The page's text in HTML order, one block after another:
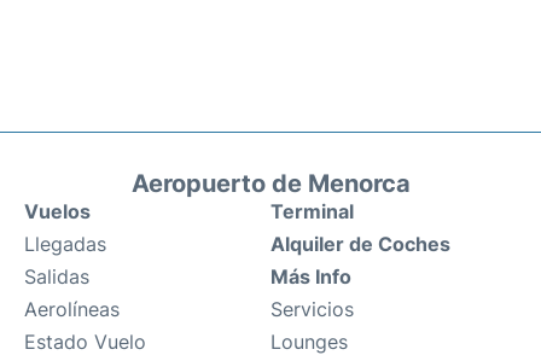
Aeropuerto de Menorca
Vuelos
Llegadas
Salidas
Aerolíneas
Estado Vuelo
Terminal
Alquiler de Coches
Más Info
Servicios
Lounges